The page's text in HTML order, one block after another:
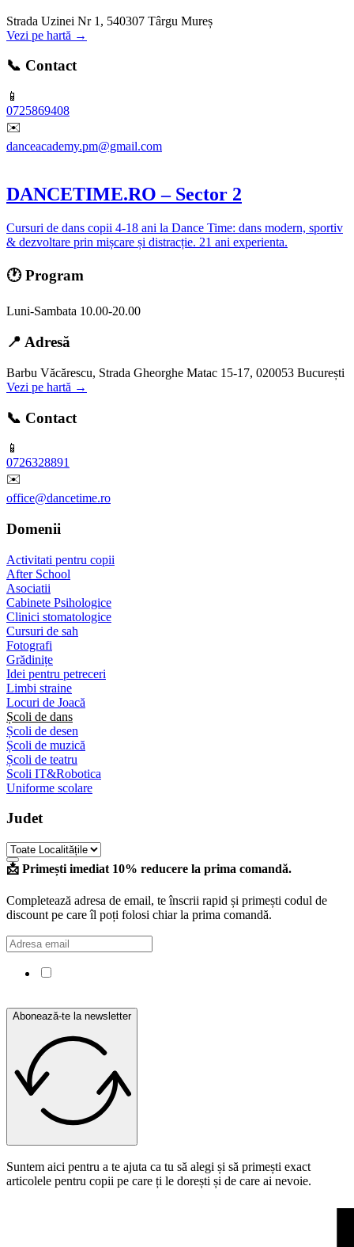
Strada Uzinei Nr 1, 540307 Târgu Mureș
Vezi pe hartă →
📞 Contact
📱
0725869408
✉️
danceacademy.pm@gmail.com
DANCETIME.RO – Sector 2
Cursuri de dans copii 4-18 ani la Dance Time: dans modern, sportiv
& dezvoltare prin mișcare și distracție. 21 ani experienta.
🕐 Program
Luni-Sambata 10.00-20.00
📍 Adresă
Barbu Văcărescu, Strada Gheorghe Matac 15-17, 020053 București
Vezi pe hartă →
📞 Contact
📱
0726328891
✉️
office@dancetime.ro
Domenii
Activitati pentru copii
After School
Asociatii
Cabinete Psihologice
Clinici stomatologice
Cursuri de sah
Fotografi
Grădinițe
Idei pentru petreceri
Limbi straine
Locuri de Joacă
Școli de dans
Școli de desen
Școli de muzică
Școli de teatru
Scoli IT&Robotica
Uniforme scolare
Judet
📩 Primești imediat 10% reducere la prima comandă.
Completează adresa de email, te înscrii rapid și primești codul de
discount pe care îl poți folosi chiar la prima comandă.
Abonează-te la newsletter
Suntem aici pentru a te ajuta ca tu să alegi și să primești exact
articolele pentru copii pe care ți le dorești și de care ai nevoie.